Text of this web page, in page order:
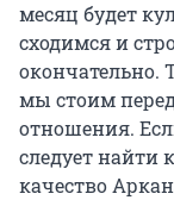
месяц будет
сходимся и
окончательно.
мы стоим
отношения.
следует найти
качество